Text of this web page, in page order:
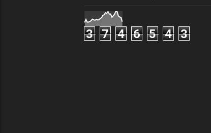
3 7 4 6 5 4 3